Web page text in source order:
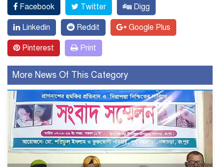
Facebook Twitter Digg
Linkedin Reddit Google Plus
Pinterest Print
More News Of This Category